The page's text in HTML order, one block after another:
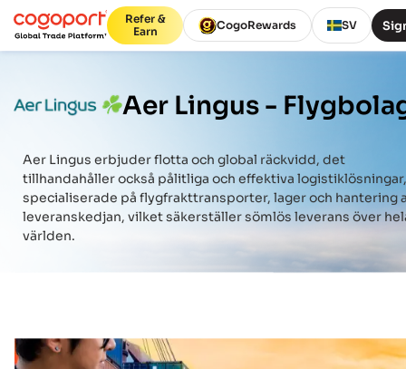
Refer &
Earn
CogoRewards SV
Aer Lingus -
Aer Lingus erbjuder flotta och global räckvidd, det
tillhandahåller också pålitliga och effektiva logistiklösningar,
specialiserade på flygfrakttransporter, lager och hantering
leveranskedjan, vilket säkerställer sömlös leverans över
världen.